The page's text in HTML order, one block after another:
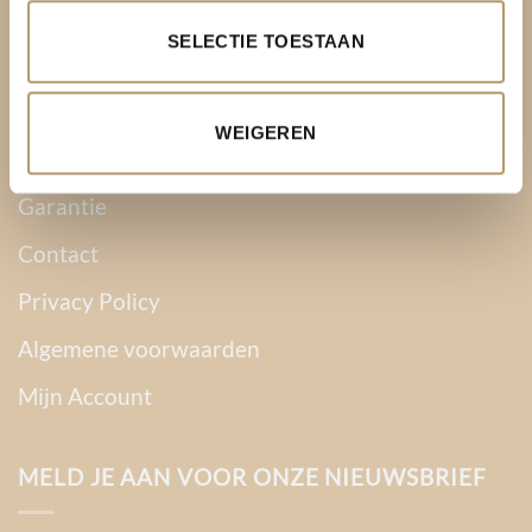
SELECTIE TOESTAAN
WEIGEREN
Garantie
Contact
Privacy Policy
Algemene voorwaarden
Mijn Account
MELD JE AAN VOOR ONZE NIEUWSBRIEF